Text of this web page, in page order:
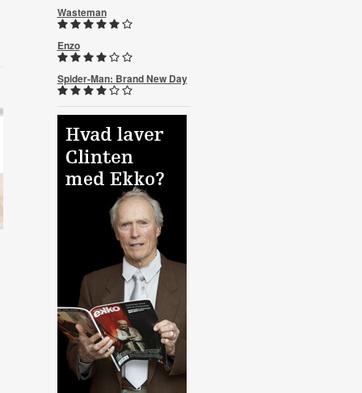
Wasteman
Enzo
Spider-Man: Brand New Day